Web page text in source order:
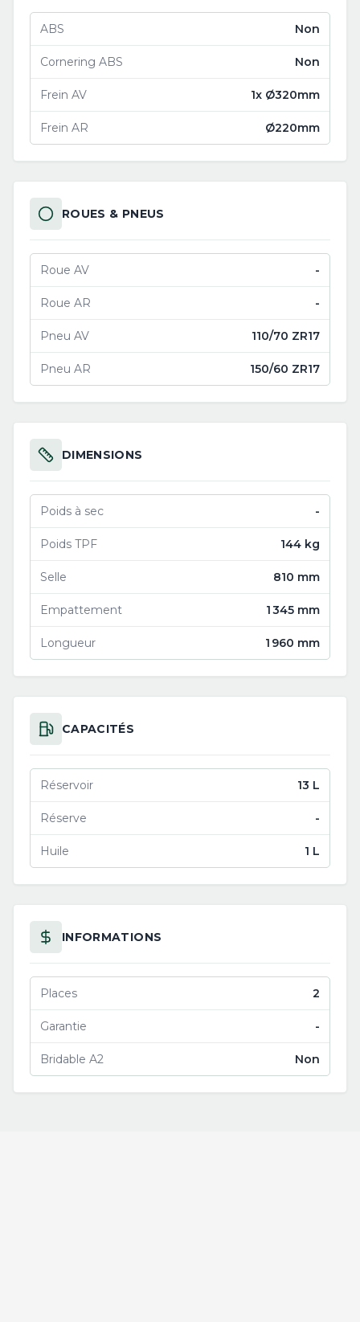
ABS Non
Cornering ABS Non
Frein AV 1x Ø320mm
Frein AR Ø220mm
ROUES & PNEUS
Roue AV -
Roue AR -
Pneu AV 110/70 ZR17
Pneu AR 150/60 ZR17
DIMENSIONS
Poids à sec -
Poids TPF 144 kg
Selle 810 mm
Empattement 1 345 mm
Longueur 1 960 mm
CAPACITÉS
Réservoir 13 L
Réserve -
Huile 1 L
INFORMATIONS
Places 2
Garantie -
Bridable A2 Non